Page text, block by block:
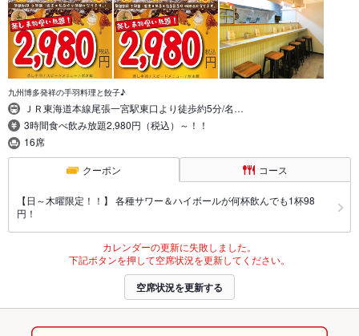
九州博多発祥の手羽料理と餃子♪
ＪＲ東海道本線尾張一宮駅東口より徒歩約5分/名…
3時間食べ飲み放題2,980円（税込）～！！
16席
クーポン コース
【日～木曜限定！！】 各種サワー＆ハイボールが何杯飲んでも1杯98
円！
カレンダーの更新に失敗しました。
下記ボタンを押して空席状況を更新してください。
空席状況を更新する